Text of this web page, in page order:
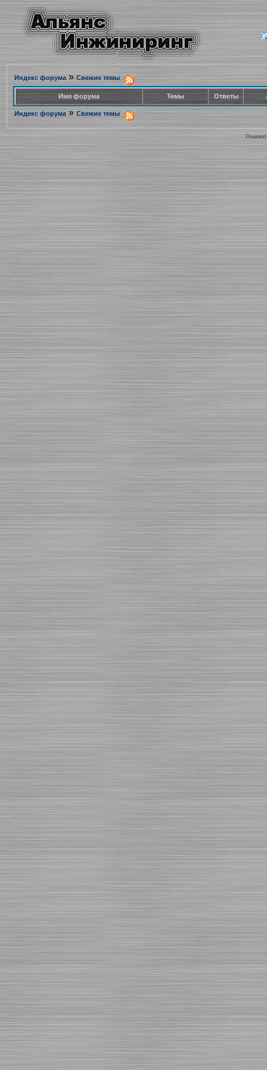
Индекс форума» Свежие темы
Имя форума Темы Ответы
Индекс форума » Свежие темы